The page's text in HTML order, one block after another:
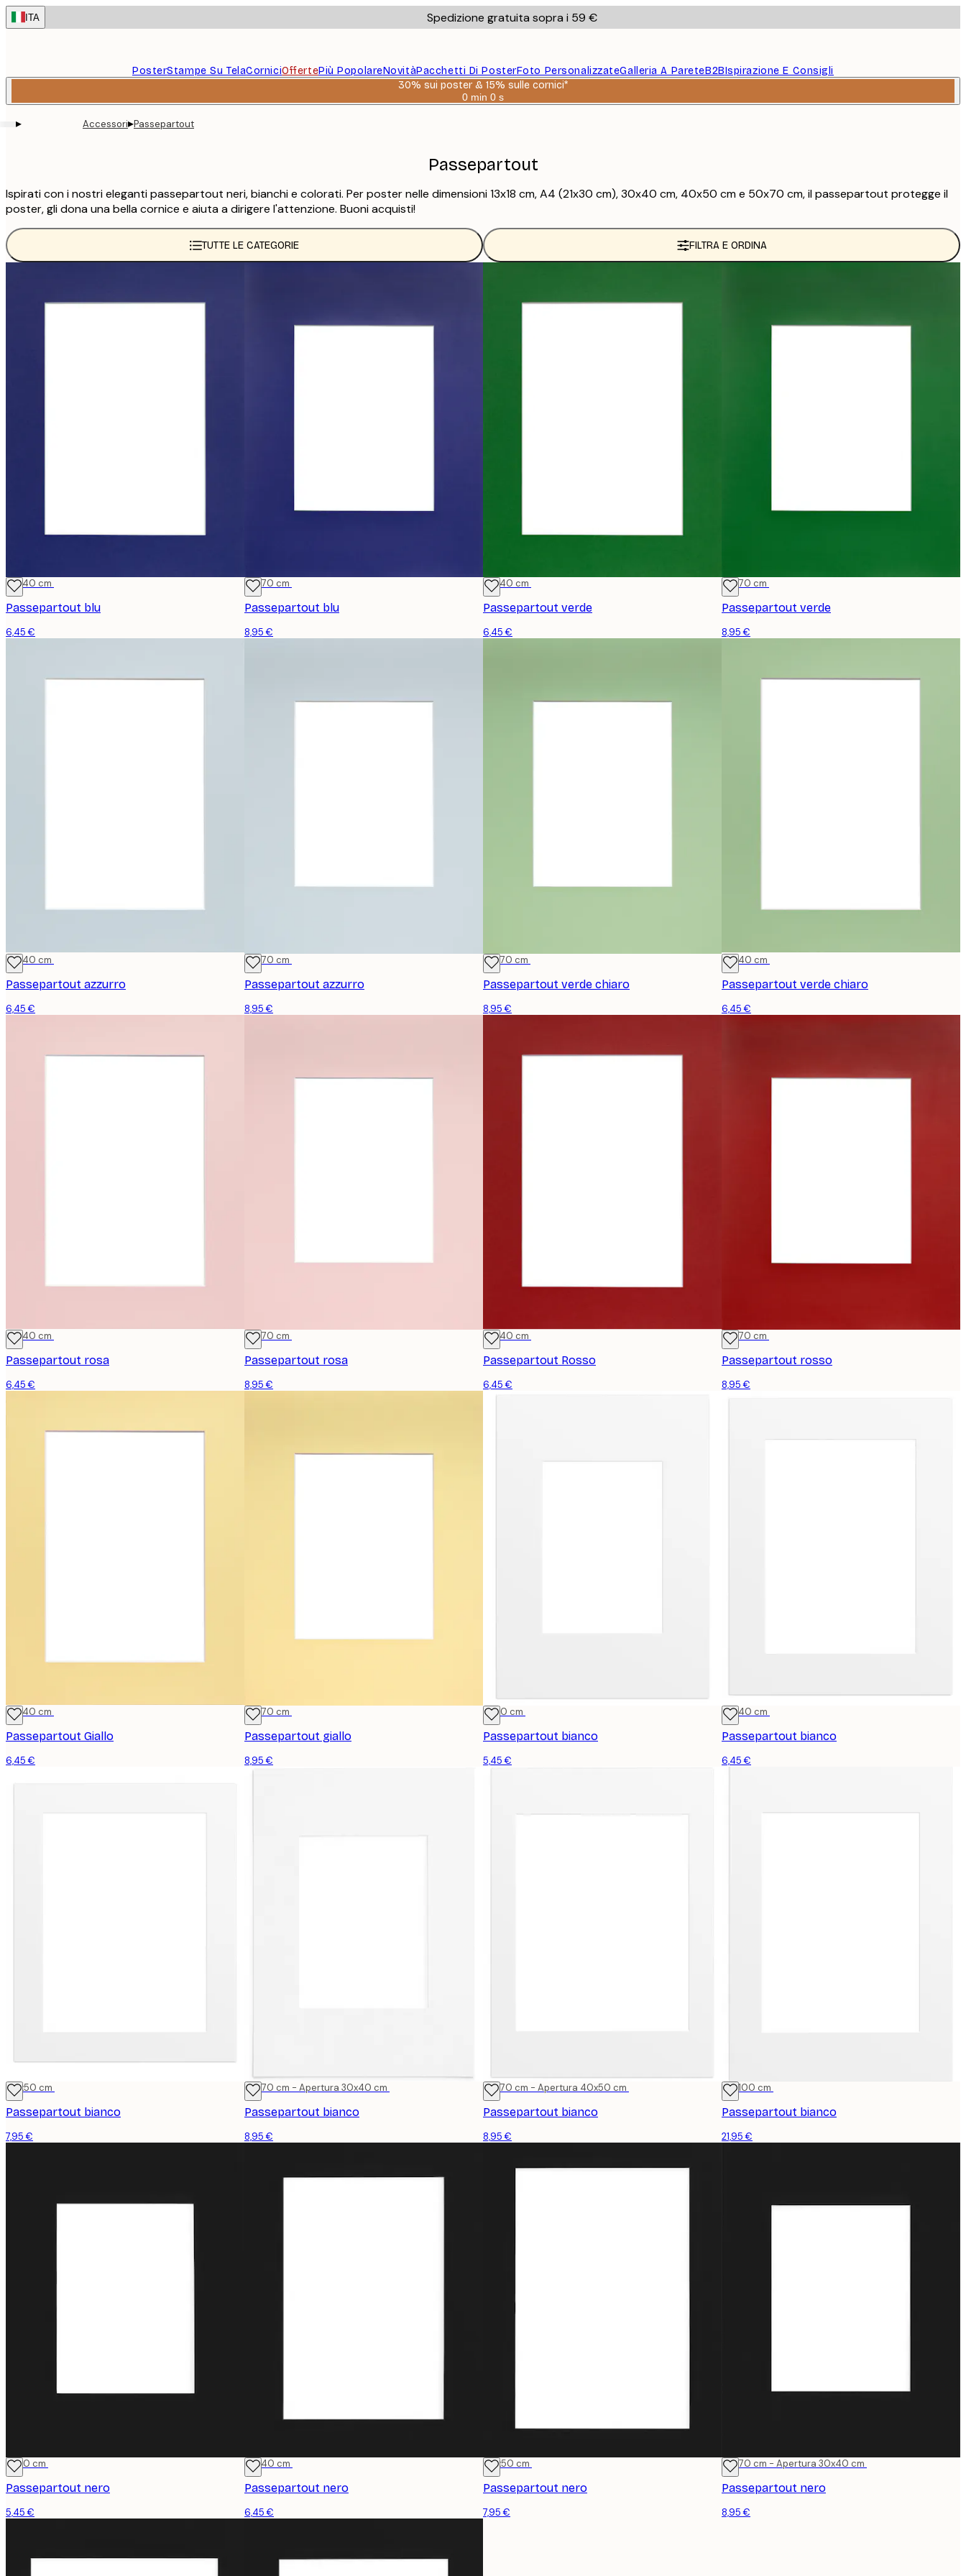
Skip
to
ITA Spedizione gratuita sopra i 59 €
PosterStampe Su TelaCorniciOffertePiù PopolareNovitàPacchetti Di PosterFoto PersonalizzateGalleria A PareteB2BIspirazione E Consigli
30% sui poster & 15% sulle cornici*
0 min 0 s
Valido
06
▸ Accessori▸Passepartout
Passepartout
Ispirati con i nostri eleganti passepartout neri, bianchi e colorati. Per poster nelle dimensioni 13x18 cm, A4 (21x30 cm), 30x40 cm, 40x50 cm e 50x70 cm, il passepartout protegge il
poster, gli dona una bella cornice e aiuta a dirigere l'attenzione. Buoni acquisti!
TUTTE LE CATEGORIE FILTRA E ORDINA
30x40 cm
Passepartout blu
6,45 €
50x70 cm
Passepartout blu
8,95 €
30x40 cm
Passepartout verde
6,45 €
50x70 cm
Passepartout verde
8,95 €
30x40 cm
Passepartout azzurro
6,45 €
50x70 cm
Passepartout azzurro
8,95 €
50x70 cm
Passepartout verde chiaro
8,95 €
30x40 cm
Passepartout verde chiaro
6,45 €
30x40 cm
Passepartout rosa
6,45 €
50x70 cm
Passepartout rosa
8,95 €
30x40 cm
Passepartout Rosso
6,45 €
50x70 cm
Passepartout rosso
8,95 €
30x40 cm
Passepartout Giallo
6,45 €
50x70 cm
Passepartout giallo
8,95 €
21x30 cm
Passepartout bianco
5,45 €
30x40 cm
Passepartout bianco
6,45 €
40x50 cm
Passepartout bianco
7,95 €
50x70 cm - Apertura 30x40 cm
Passepartout bianco
8,95 €
50x70 cm - Apertura 40x50 cm
Passepartout bianco
8,95 €
70x100 cm
Passepartout bianco
21,95 €
21x30 cm
Passepartout nero
5,45 €
30x40 cm
Passepartout nero
6,45 €
40x50 cm
Passepartout nero
7,95 €
50x70 cm - Apertura 30x40 cm
Passepartout nero
8,95 €